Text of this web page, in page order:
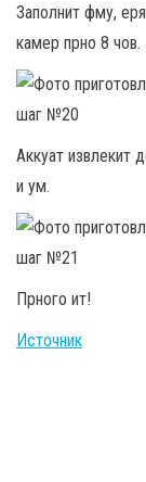
Заполнит фму,
камер прно 8 чов.
Аккуат извлекит
и ум.
Прного ит!
Источник